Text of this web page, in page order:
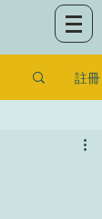
註冊